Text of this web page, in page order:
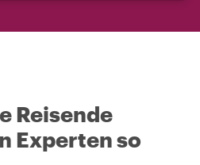
Reisende
Experten so